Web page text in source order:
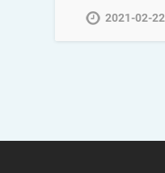
2021-02-22